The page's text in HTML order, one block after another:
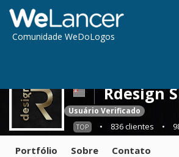
Comunidade WeDoLogos
Rdesign
Usuário Verificado
TOP • 836 clientes •
Portfólio Sobre Contato